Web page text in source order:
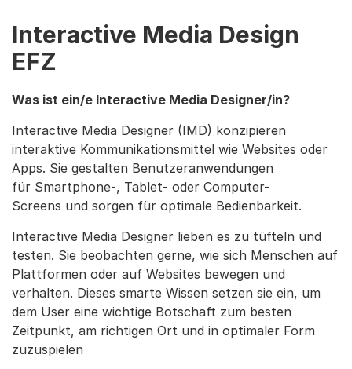
Interactive Media Design
EFZ
Was ist ein/e Interactive Media Designer/in?
Interactive Media Designer (IMD) konzipieren
interaktive Kommunikationsmittel wie Websites oder
Apps. Sie gestalten Benutzeranwendungen
für Smartphone-, Tablet- oder Computer-
Screens und sorgen für optimale Bedienbarkeit.
Interactive Media Designer lieben es zu tüfteln und
testen. Sie beobachten gerne, wie sich Menschen auf
Plattformen oder auf Websites bewegen und
verhalten. Dieses smarte Wissen setzen sie ein, um
dem User eine wichtige Botschaft zum besten
Zeitpunkt, am richtigen Ort und in optimaler Form
zuzuspielen